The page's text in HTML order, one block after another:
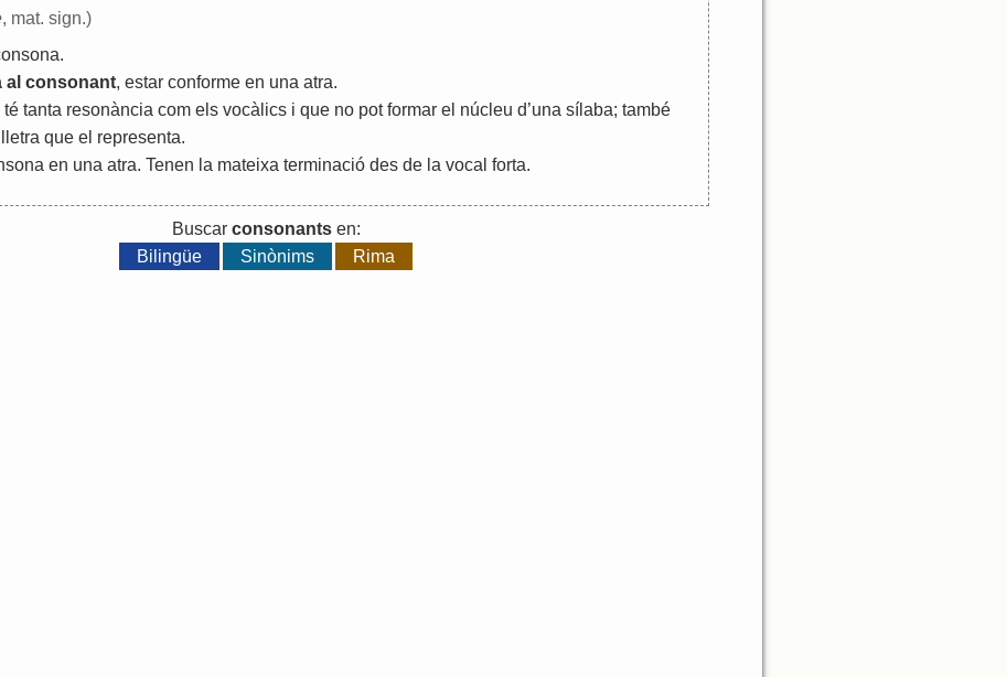
, mat. sign.)
.
al consonant, estar conforme en una atra.
té tanta resonància com els vocàlics i que no pot formar el núcleu d’una sílaba; també
lletra que el representa.
en una atra. Tenen la mateixa terminació des de la vocal forta.
Buscar consonantsen:
Bilingüe
Sinònims Rima